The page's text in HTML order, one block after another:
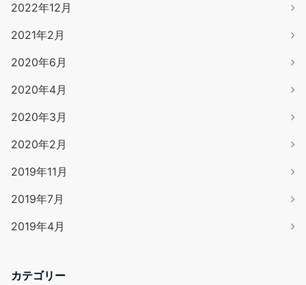
2022年12月
2021年2月
2020年6月
2020年4月
2020年3月
2020年2月
2019年11月
2019年7月
2019年4月
カテゴリー